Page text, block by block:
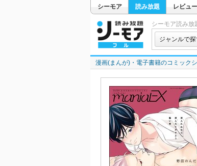
シーモア 読み放題 レビュー
シーモア読み放
ジャンルで
漫画(まんが)・電子書籍のコミック